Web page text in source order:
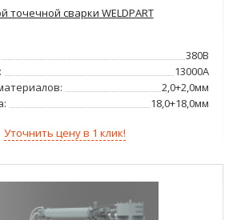
точечной сварки WELDPART
380В
13000А
2,0+2,0мм
18,0+18,0мм
Уточнить цену в 1 клик!